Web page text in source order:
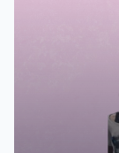
معاناة
مع
أن قضية